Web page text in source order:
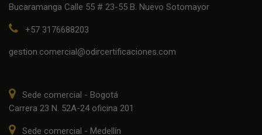
Bucaramanga Calle 55 # 23-55 B. Nuevo Sotomayor
+57 3176688203
gestion.comercial@odircertificaciones.com
Sede comercial - Bogotá
Carrera 23 N. 52A-24 oficina 201
Sede comercial - Medellín